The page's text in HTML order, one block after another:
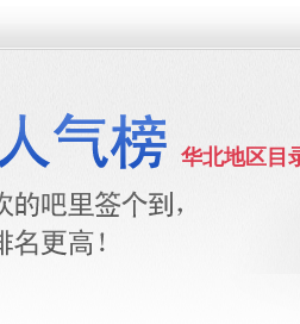
华北地区目